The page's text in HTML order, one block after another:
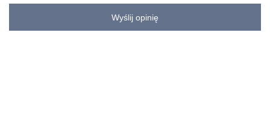
Wyślij opinię